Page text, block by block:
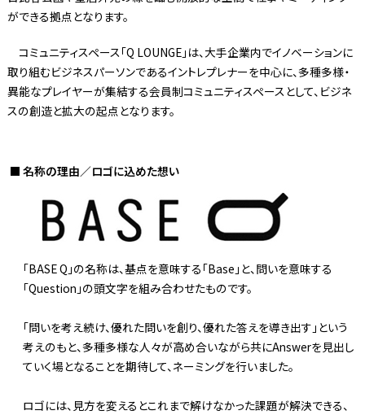
ができる拠点となります。
コミュニティスペース「Q LOUNGE」は、大手企業内でイノベーションに
取り組むビジネスパーソンであるイントレプレナーを中心に、多種多様・
異能なプレイヤーが集結する会員制コミュニティスペースとして、ビジネ
スの創造と拡大の起点となります。
名称の理由／ロゴに込めた想い
「BASE Q」の名称は、基点を意味する「Base」と、問いを意味する
「Question」の頭文字を組み合わせたものです。
「問いを考え続け、優れた問いを創り、優れた答えを導き出す」という
考えのもと、多種多様な人々が高め合いながら共にAnswerを見出し
ていく場となることを期待して、ネーミングを行いました。
ロゴには、見方を変えるとこれまで解けなかった課題が解決できる、